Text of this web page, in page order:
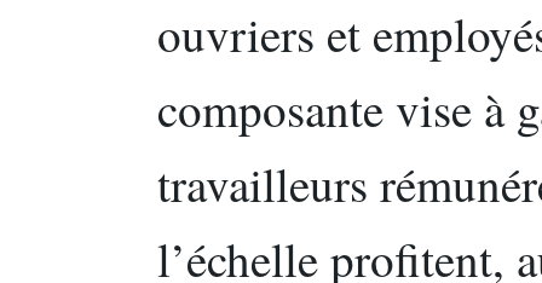
ouvriers et
composante vise à
travailleurs
l’échelle profitent,